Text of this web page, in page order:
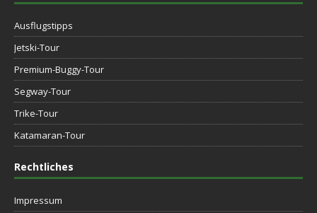
Ausflugstipps
Jetski-Tour
Premium-Buggy-Tour
Segway-Tour
Trike-Tour
Katamaran-Tour
Rechtliches
Impressum